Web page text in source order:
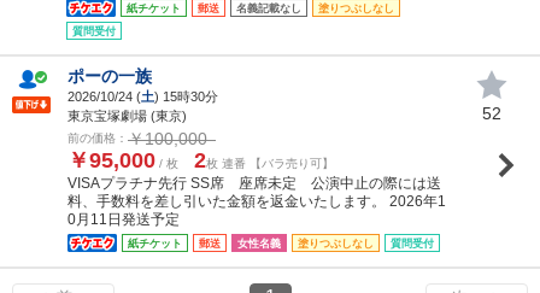
紙チケット 郵送 名義記載なし
塗りつぶしなし
質問受付
ポーの一族
2026/10/24 (土) 15時30分
東京宝塚劇場 (東京)
前の価格： ￥100,000
￥95,000 / 枚 2枚 連番 【バラ売り可】
VISAプラチナ先行 SS席 座席未定 公演中止の際には送
料、手数料を差し引いた金額を返金いたします。 2026年1
0月11日発送予定
紙チケット 郵送 女性名義 塗りつぶしなし 質問受付
52